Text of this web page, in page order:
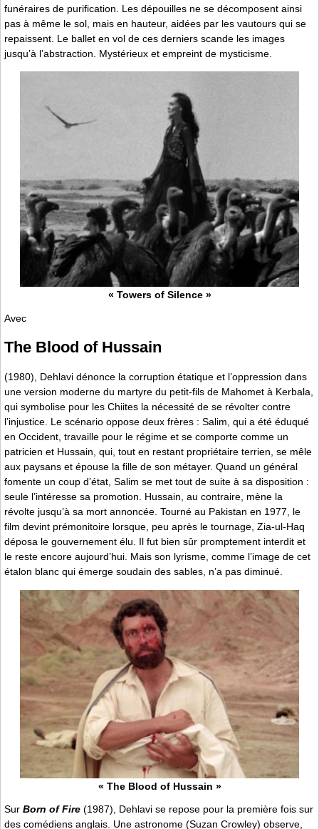
funéraires de purification. Les dépouilles ne se décomposent ainsi
pas à même le sol, mais en hauteur, aidées par les vautours qui se
repaissent. Le ballet en vol de ces derniers scande les images
jusqu’à l’abstraction. Mystérieux et empreint de mysticisme.
« Towers of Silence »
Avec
The Blood of Hussain
(1980), Dehlavi dénonce la corruption étatique et l’oppression dans
une version moderne du martyre du petit-fils de Mahomet à Kerbala,
qui symbolise pour les Chiites la nécessité de se révolter contre
l’injustice. Le scénario oppose deux frères : Salim, qui a été éduqué
en Occident, travaille pour le régime et se comporte comme un
patricien et Hussain, qui, tout en restant propriétaire terrien, se mêle
aux paysans et épouse la fille de son métayer. Quand un général
fomente un coup d’état, Salim se met tout de suite à sa disposition :
seule l’intéresse sa promotion. Hussain, au contraire, mène la
révolte jusqu’à sa mort annoncée. Tourné au Pakistan en 1977, le
film devint prémonitoire lorsque, peu après le tournage, Zia-ul-Haq
déposa le gouvernement élu. Il fut bien sûr promptement interdit et
le reste encore aujourd’hui. Mais son lyrisme, comme l’image de cet
étalon blanc qui émerge soudain des sables, n’a pas diminué.
« The Blood of Hussain »
Sur Born of Fire (1987), Dehlavi se repose pour la première fois sur
des comédiens anglais. Une astronome (Suzan Crowley) observe,